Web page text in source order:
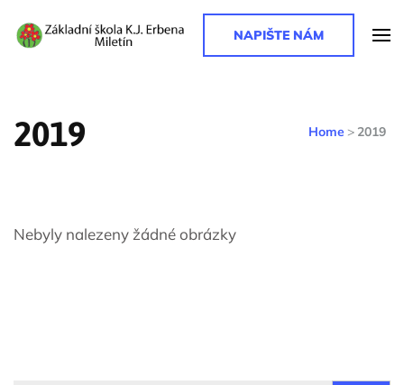
Základní škola K. J. Erbena
NAPIŠTE NÁM
2019 Home > 2019
Nebyly nalezeny žádné obrázky